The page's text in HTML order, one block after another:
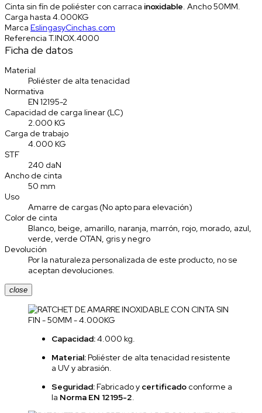
Cinta sin fín de poliéster con carraca inoxidable. Ancho 50MM.
Carga hasta 4.000KG
Marca EslingasyCinchas.com
Referencia T.INOX.4000
Ficha de datos
Material
Poliéster de alta tenacidad
Normativa
EN 12195-2
Capacidad de carga linear (LC)
2.000 KG
Carga de trabajo
4.000 KG
STF
240 daN
Ancho de cinta
50 mm
Uso
Amarre de cargas (No apto para elevación)
Color de cinta
Blanco, beige, amarillo, naranja, marrón, rojo, morado, azul,
verde, verde OTAN, gris y negro
Devolución
Por la naturaleza personalizada de este producto, no se
aceptan devoluciones.
close
Capacidad:4.000 kg.
Material:Poliéster de alta tenacidad resistente
a UV y abrasión.
Seguridad:Fabricado y certificado conforme a
la Norma EN 12195-2.